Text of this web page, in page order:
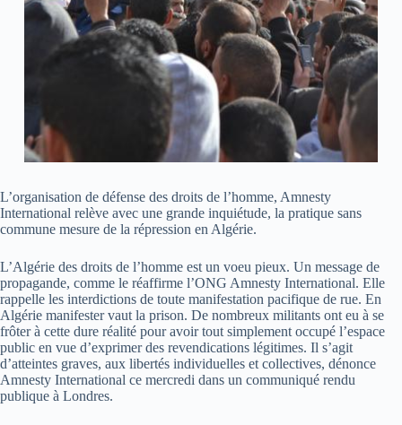
L’organisation de défense des droits de l’homme, Amnesty
International relève avec une grande inquiétude, la pratique sans
commune mesure de la répression en Algérie.
L’Algérie des droits de l’homme est un voeu pieux. Un message de
propagande, comme le réaffirme l’ONG Amnesty International. Elle
rappelle les interdictions de toute manifestation pacifique de rue. En
Algérie manifester vaut la prison. De nombreux militants ont eu à se
frôter à cette dure réalité pour avoir tout simplement occupé l’espace
public en vue d’exprimer des revendications légitimes. Il s’agit
d’atteintes graves, aux libertés individuelles et collectives, dénonce
Amnesty International ce mercredi dans un communiqué rendu
publique à Londres.